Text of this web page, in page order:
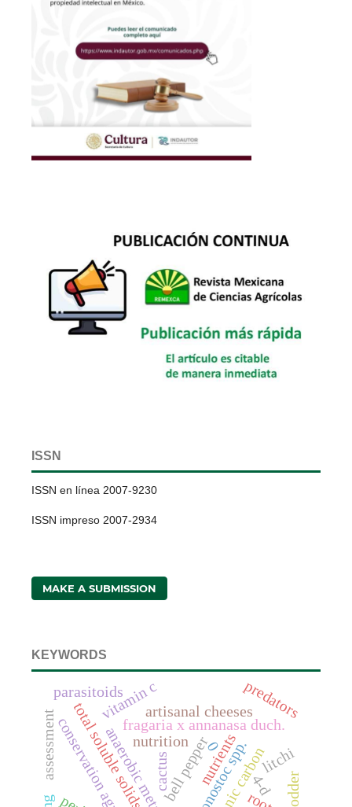
ISSN
ISSN en línea 2007-9230
ISSN impreso 2007-2934
MAKE A SUBMISSION
KEYWORDS
fragaria x annanasa duch.
total soluble solids
vitamin c
bell pepper
artisanal cheesespredators
parasitoids
assessment litchi
nutrition nutrients
cactus
0
4-d fodder